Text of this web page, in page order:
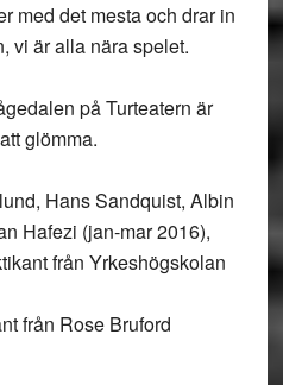
med det mesta och drar in
vi är alla nära spelet.
på Turteatern är
glömma.
Hans Sandquist, Albin
Hafezi (jan-mar 2016),
från Yrkeshögskolan
från Rose Bruford